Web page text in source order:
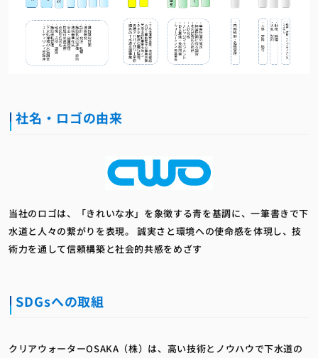
社名・ロゴの由来
当社のロゴは、「きれいな水」を象徴する青を基調に、一筆書きで下
水道と人々の繋がりを表現。 誠実さと環境への使命感を体現し、技
術力を通して信頼構築と社会的共感をめざす
SDGsへの取組
クリアウォーターOSAKA（株）は、高い技術とノウハウで下水道の